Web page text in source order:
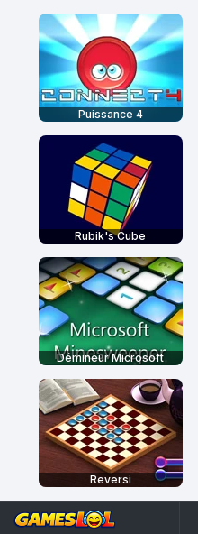
Puissance 4
Rubik's Cube
Démineur Microsoft
Reversi